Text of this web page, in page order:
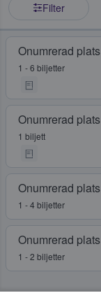
Filter
Onumrerad plats
1 - 6 biljetter
Onumrerad plats
1 biljett
Onumrerad plats
1 - 4 biljetter
Onumrerad plats
1 - 2 biljetter